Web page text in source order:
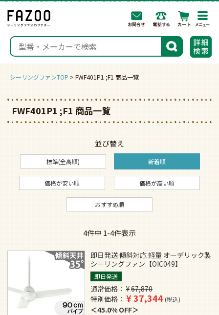
検索
シーリングファンTOP FWF401P1 ;F1 商品一覧
FWF401P1 ;F1 商品一覧
並び替え
標準(全高順) 新着順
価格が安い順 価格が高い順
おすすめ順
4件中 1-4件表示
即日発送 傾斜対応 軽量 オーデリック製
シーリングファン【OIC049】
即日発送
通常価格 ¥67,870
特別価格
¥37,344 税込
45.0% OFF